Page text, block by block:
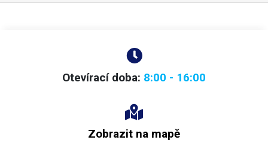
Otevírací doba: 8:00 - 16:00
Zobrazit na mapě